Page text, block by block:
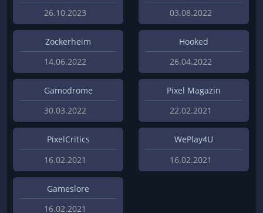
26.10.2023
03.08.2022
Zockerheim
14.06.2022
Hooked
26.04.2022
Gamodrome
30.03.2022
Pixel Magazin
22.02.2021
PixelCritics
16.02.2021
WePlay4U
16.02.2021
Gameslore
16.02.2021